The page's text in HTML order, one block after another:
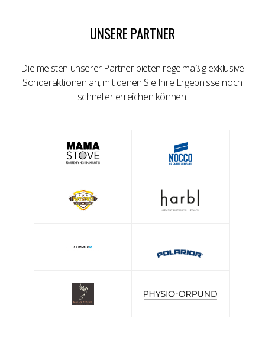
UNSERE PARTNER
Die meisten unserer Partner bieten regelmäßig exklusive
Sonderaktionen an, mit denen Sie Ihre Ergebnisse noch
schneller erreichen können.